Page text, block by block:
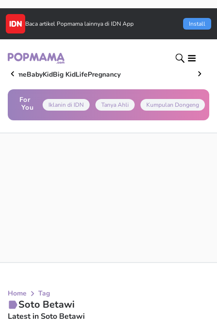
Baca artikel Popmama lainnya di IDN App Install
HomeBabyKidBig KidLifePregnancy
For
You
Iklanin di IDN Tanya Ahli Kumpulan Dongeng
Home Tag
Soto Betawi
Latest in Soto Betawi